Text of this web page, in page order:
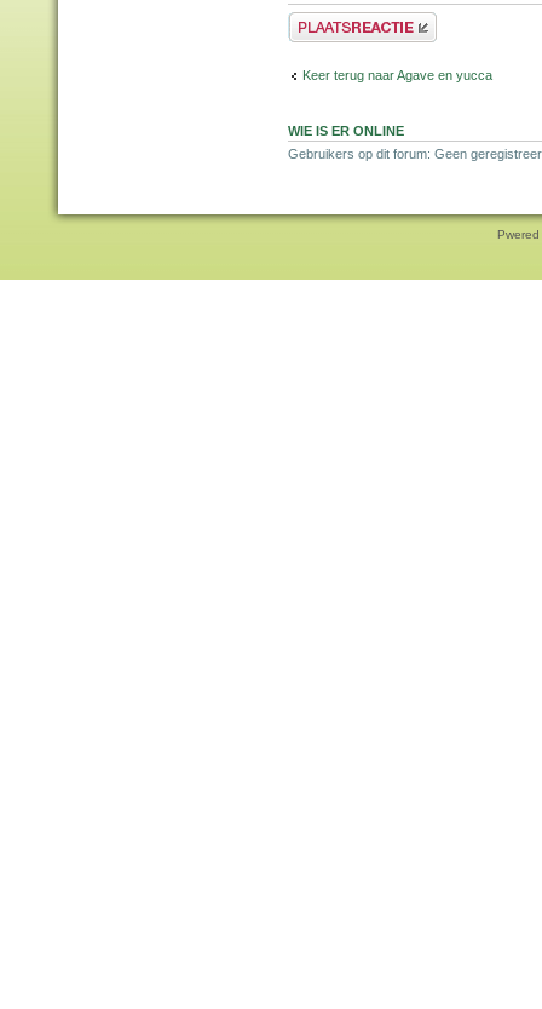
Plaats een reactie
Keer terug naar Agave en yucca
WIE IS ER ONLINE
Gebruikers op dit forum: Geen